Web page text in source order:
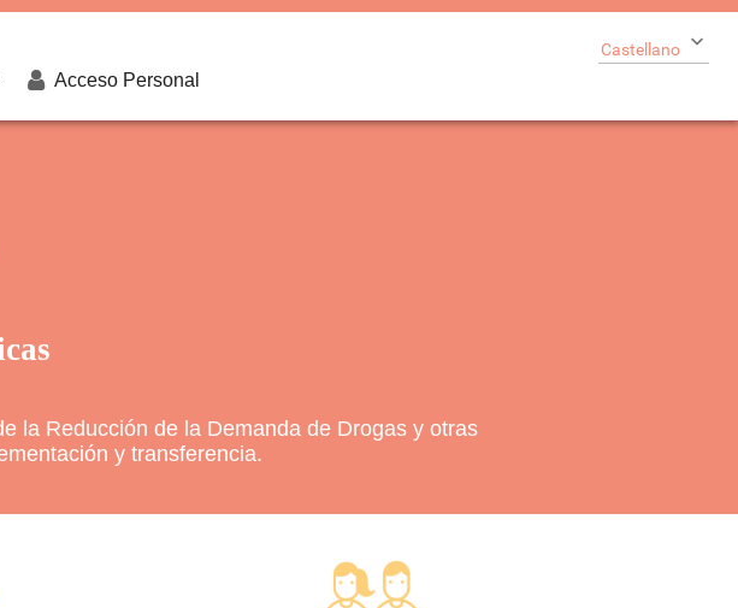
Acceso Personal
Castellano
la Reducción de la Demanda de Drogas y otras
y transferencia.